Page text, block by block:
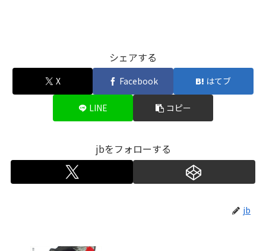
シェアする
X Facebook はてブ
LINE コピー
jbをフォローする
jb